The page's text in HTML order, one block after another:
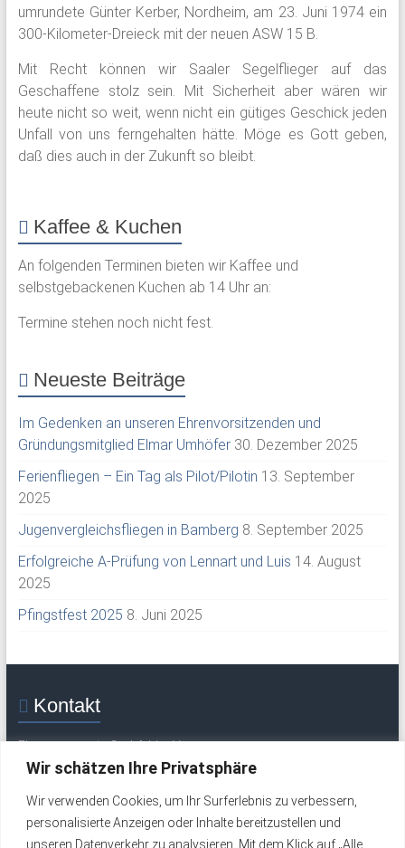
Wir schätzen Ihre Privatsphäre
Wir verwenden Cookies, um Ihr Surferlebnis zu verbessern,
personalisierte Anzeigen oder Inhalte bereitzustellen und
unseren Datenverkehr zu analysieren. Mit dem Klick auf „Alle
umrundete Günter Kerber, Nordheim, am 23. Juni 1974 ein
300-Kilometer-Dreieck mit der neuen ASW 15 B.
Mit Recht können wir Saaler Segelflieger auf das
Geschaffene stolz sein. Mit Sicherheit aber wären wir
heute nicht so weit, wenn nicht ein gütiges Geschick jeden
Unfall von uns ferngehalten hätte. Möge es Gott geben,
daß dies auch in der Zukunft so bleibt.
Kaffee & Kuchen
An folgenden Terminen bieten wir Kaffee und
selbstgebackenen Kuchen ab 14 Uhr an:
Termine stehen noch nicht fest.
Neueste Beiträge
Im Gedenken an unseren Ehrenvorsitzenden und
Gründungsmitglied Elmar Umhöfer 30. Dezember 2025
Ferienfliegen – Ein Tag als Pilot/Pilotin 13. September
2025
Jugenvergleichsfliegen in Bamberg 8. September 2025
Erfolgreiche A-Prüfung von Lennart und Luis 14. August
2025
Pfingstfest 2025 8. Juni 2025
Kontakt
Flugsportverein Grabfeld e. V.
Mittelweg 30
Tel.: +49 (0) 9762 277 (Flugplatz / Wochenende)
Tel.: +49 (0) 9762 324 (werktags)